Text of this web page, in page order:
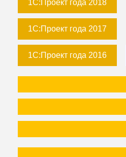
1С:Проект года 2018
1С:Проект года 2017
1С:Проект года 2016